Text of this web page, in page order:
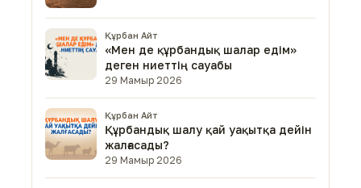
Құрбан Айт
«Мен де құрбандық шалар едім»
деген ниеттің сауабы
29 Мамыр 2026
Құрбан Айт
Құрбандық шалу қай уақытқа дейін
жалғасады?
29 Мамыр 2026